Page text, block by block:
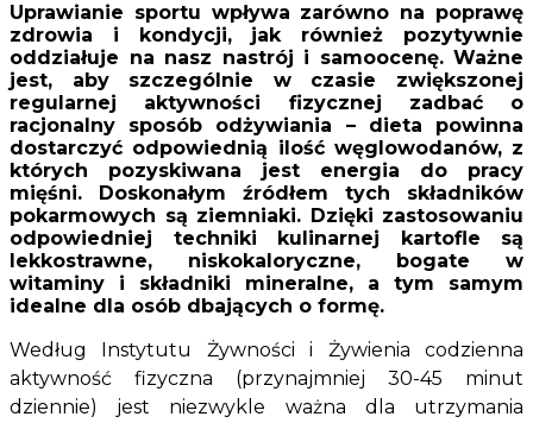
Uprawianie sportu wpływa zarówno na poprawę
zdrowia i kondycji, jak również pozytywnie
oddziałuje na nasz nastrój i samoocenę. Ważne
jest, aby szczególnie w czasie zwiększonej
regularnej aktywności fizycznej zadbać o
racjonalny sposób odżywiania – dieta powinna
dostarczyć odpowiednią ilość węglowodanów, z
których pozyskiwana jest energia do pracy
mięśni. Doskonałym źródłem tych składników
pokarmowych są ziemniaki. Dzięki zastosowaniu
odpowiedniej techniki kulinarnej kartofle są
lekkostrawne, niskokaloryczne, bogate w
witaminy i składniki mineralne, a tym samym
idealne dla osób dbających o formę.
Według Instytutu Żywności i Żywieniacodzienna
aktywność fizyczna (przynajmniej 30-45 minut
dziennie) jest niezwykle ważna dla utrzymania